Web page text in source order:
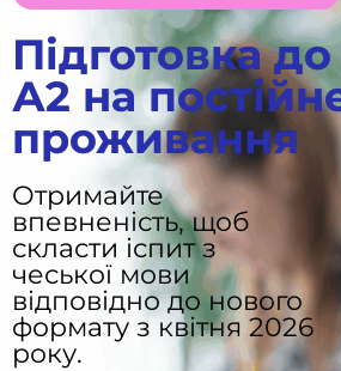
Підготовка до
А2 на
проживання
Отримайте
впевненість, щоб
скласти іспит з
чеської мови
відповідно до нового
формату з квітня 2026
року.